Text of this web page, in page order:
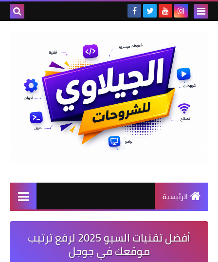
الرئيسية
أفضل تقنيات السيو 2025 لرفع ترتيب
موقعك في جوجل